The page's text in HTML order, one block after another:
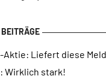
Aktie: Liefert diese
Wirklich stark!